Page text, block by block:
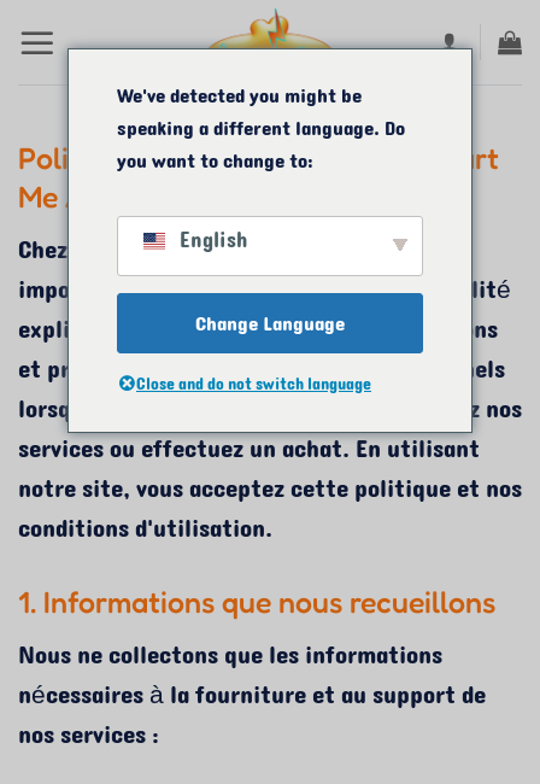
au
Politique de confidentialité de Start
Me A Biz
Chez Start Me A Biz, votre vie privée est
importante. Cette politique de confidentialité
explique comment nous recueillons, utilisons
et protégeons vos renseignements personnels
lorsque vous visitez notre site Web, utilisez nos
services ou effectuez un achat. En utilisant
notre site, vous acceptez cette politique et nos
conditions d'utilisation.
1. Informations que nous recueillons
Nous ne collectons que les informations
nécessaires à la fourniture et au support de
nos services :
We've detected you might be
speaking a different language. Do
you want to change to:
English
Change Language
Close and do not switch language